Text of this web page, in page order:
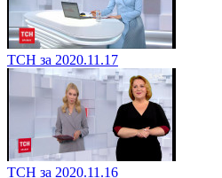
ТСН за 2020.11.17
ТСН за 2020.11.16